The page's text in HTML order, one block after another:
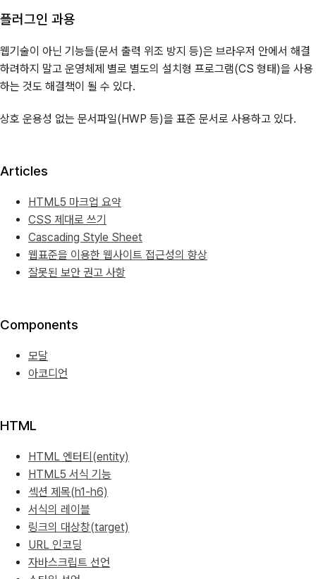
플러그인 과용
웹기술이 아닌 기능들(문서 출력 위조 방지 등)은 브라우저 안에서 해결
하려하지 말고 운영체제 별로 별도의 설치형 프로그램(CS 형태)을 사용
하는 것도 해결책이 될 수 있다.
상호 운용성 없는 문서파일(HWP 등)을 표준 문서로 사용하고 있다.
Articles
HTML5 마크업 요약
CSS 제대로 쓰기
Cascading Style Sheet
웹표준을 이용한 웹사이트 접근성의 향상
잘못된 보안 권고 사항
Components
모달
아코디언
HTML
HTML 엔터티(entity)
HTML5 서식 기능
섹션 제목(h1-h6)
서식의 레이블
링크의 대상창(target)
URL 인코딩
자바스크립트 선언